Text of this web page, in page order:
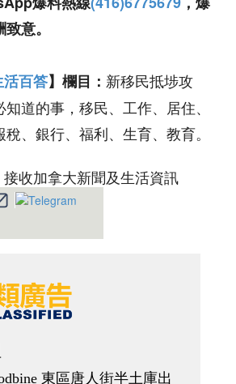
意。
活百答】欄目： 新移民抵埗攻
道的事，移民、工作、居住、
、銀行、福利、生育、教育。
收加拿大新聞及生活資訊